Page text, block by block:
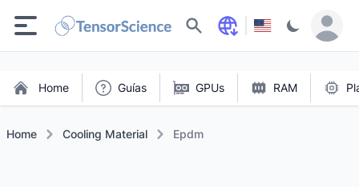
Buscar
Home Guías GPUs RAM
Home Cooling Material Epdm